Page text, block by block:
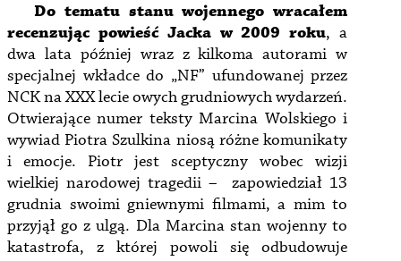
Do tematu stanu wojennego wracałem
recenzując powieść Jacka w 2009 roku, a
dwa lata później wraz z kilkoma autorami w
specjalnej wkładce do „NF” ufundowanej przez
NCK na XXX lecie owych grudniowych wydarzeń.
Otwierające numer teksty Marcina Wolskiego i
wywiad Piotra Szulkina niosą różne komunikaty
i emocje. Piotr jest sceptyczny wobec wizji
wielkiej narodowej tragedii – zapowiedział 13
grudnia swoimi gniewnymi filmami, a mim to
przyjął go z ulgą. Dla Marcina stan wojenny to
katastrofa, z której powoli się odbudowuje